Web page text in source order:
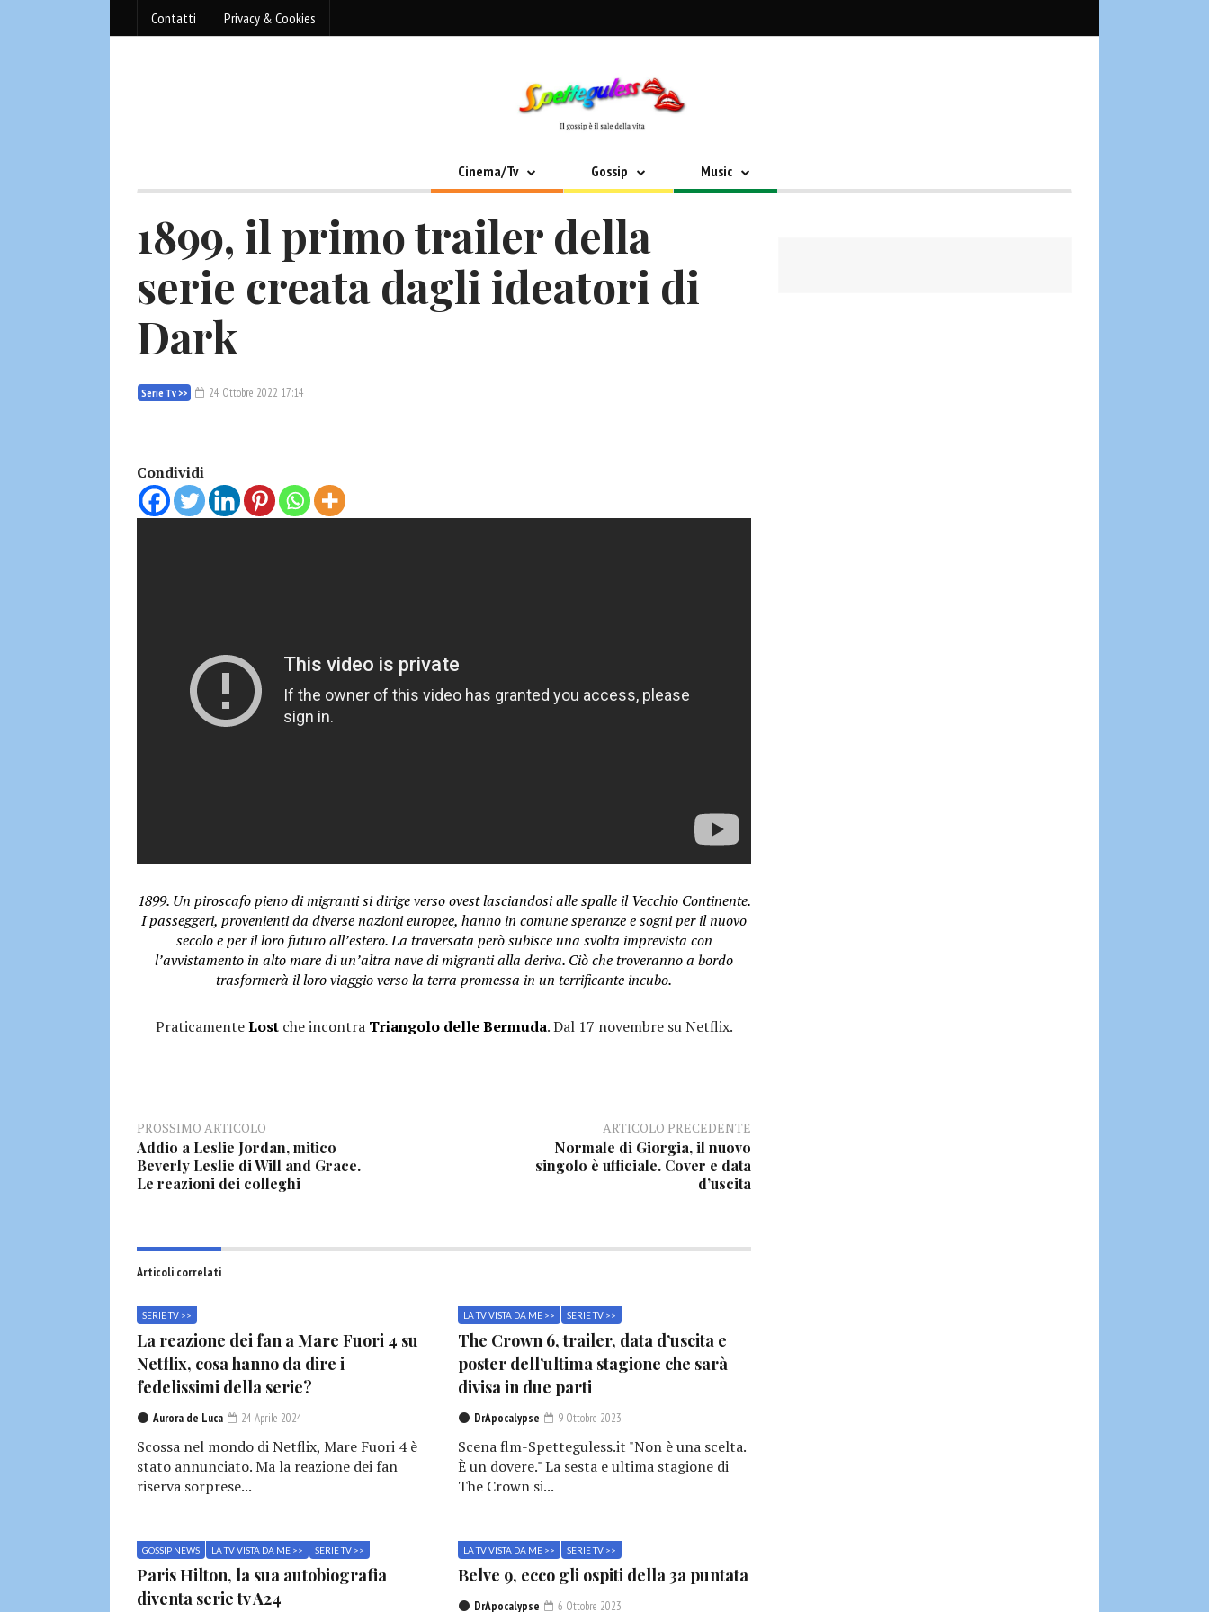
Contatti Privacy & Cookies
Cinema/Tv Gossip Music
1899, il primo trailer della
serie creata dagli ideatori di
Dark
Serie Tv >> 24 Ottobre 2022 17:14
Condividi
1899. Un piroscafo pieno di migranti si dirige verso ovest lasciandosi alle spalle il Vecchio Continente.
I passeggeri, provenienti da diverse nazioni europee, hanno in comune speranze e sogni per il nuovo
secolo e per il loro futuro all’estero. La traversata però subisce una svolta imprevista con
l’avvistamento in alto mare di un’altra nave di migranti alla deriva. Ciò che troveranno a bordo
trasformerà il loro viaggio verso la terra promessa in un terrificante incubo.
PraticamenteLostche incontra Triangolo delle Bermuda. Dal 17 novembre su Netflix.
PROSSIMO ARTICOLO
Addio a Leslie Jordan, mitico
Beverly Leslie di Will and Grace.
Le reazioni dei colleghi
ARTICOLO PRECEDENTE
Normale di Giorgia, il nuovo
singolo è ufficiale. Cover e data
d’uscita
Articoli correlati
SERIE TV >>
La reazione dei fan a Mare Fuori 4 su
Netflix, cosa hanno da dire i
fedelissimi della serie?
Aurora de Luca 24 Aprile 2024
Scossa nel mondo di Netflix, Mare Fuori 4 è
stato annunciato. Ma la reazione dei fan
riserva sorprese...
LA TV VISTA DA ME >> SERIE TV >>
The Crown 6, trailer, data d’uscita e
poster dell’ultima stagione che sarà
divisa in due parti
DrApocalypse 9 Ottobre 2023
Scena flm-Spetteguless.it "Non è una scelta.
È un dovere." La sesta e ultima stagione di
The Crown si...
GOSSIP NEWS LA TV VISTA DA ME >> SERIE TV >>
Paris Hilton, la sua autobiografia
diventa serie tv A24
LA TV VISTA DA ME >> SERIE TV >>
Belve 9, ecco gli ospiti della 3a puntata
DrApocalypse 6 Ottobre 2023